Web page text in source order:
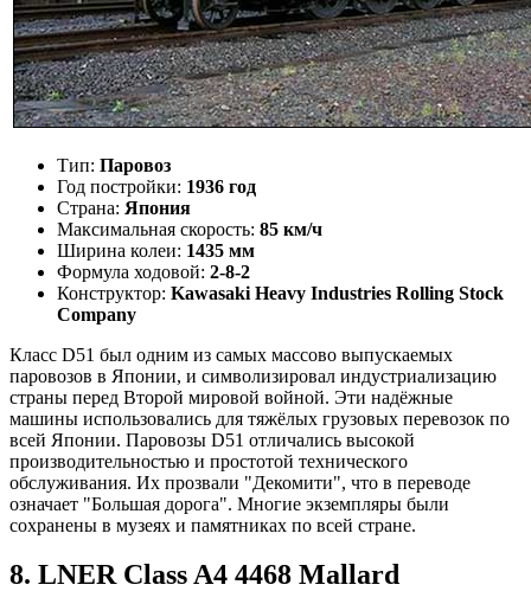
Тип: Паровоз
Год постройки: 1936 год
Страна: Япония
Максимальная скорость: 85 км/ч
Ширина колеи: 1435 мм
Формула ходовой: 2-8-2
Конструктор: Kawasaki Heavy Industries Rolling Stock
Company
Класс D51 был одним из самых массово выпускаемых
паровозов в Японии, и символизировал индустриализацию
страны перед Второй мировой войной. Эти надёжные
машины использовались для тяжёлых грузовых перевозок по
всей Японии. Паровозы D51 отличались высокой
производительностью и простотой технического
обслуживания. Их прозвали "Декомити", что в переводе
означает "Большая дорога". Многие экземпляры были
сохранены в музеях и памятниках по всей стране.
8. LNER Class A4 4468 Mallard